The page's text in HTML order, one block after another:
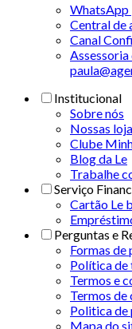
WhatsApp
Central de
Canal
Assessoria
Institucional
Sobre nós
Nossas
Clube
Blog da Le
Trabalhe
Serviço
Cartão Le
Perguntas e
Formas de
Política de
Termos e
Termos de
Politica de
Mapa do